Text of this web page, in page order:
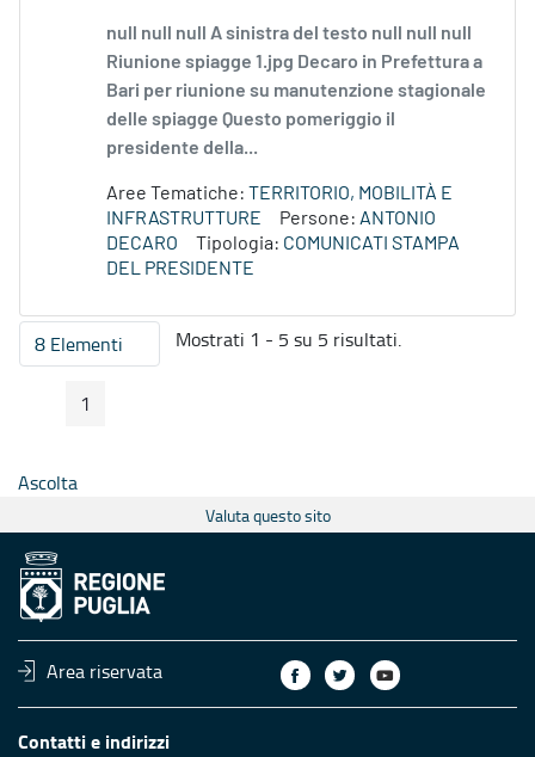
null null null A sinistra del testo null null null
Riunione spiagge 1.jpg Decaro in Prefettura a
Bari per riunione su manutenzione stagionale
delle spiagge Questo pomeriggio il
presidente della...
Aree Tematiche: TERRITORIO, MOBILITÀ E
INFRASTRUTTURE
Persone: ANTONIO
DECARO
Tipologia: COMUNICATI STAMPA
DEL PRESIDENTE
8 ElementiPer pagina
Mostrati 1 - 5 su 5 risultati.
Pagina Precedente
Pagina
1
Ascolta
Valuta questo sito
Area riservata
Contatti e indirizzi